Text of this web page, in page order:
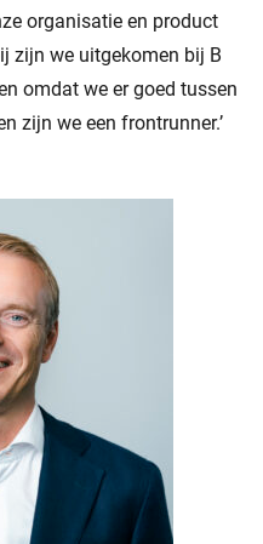
organisatie en product
zijn we uitgekomen bij B
omdat we er goed tussen
zijn we een frontrunner.’